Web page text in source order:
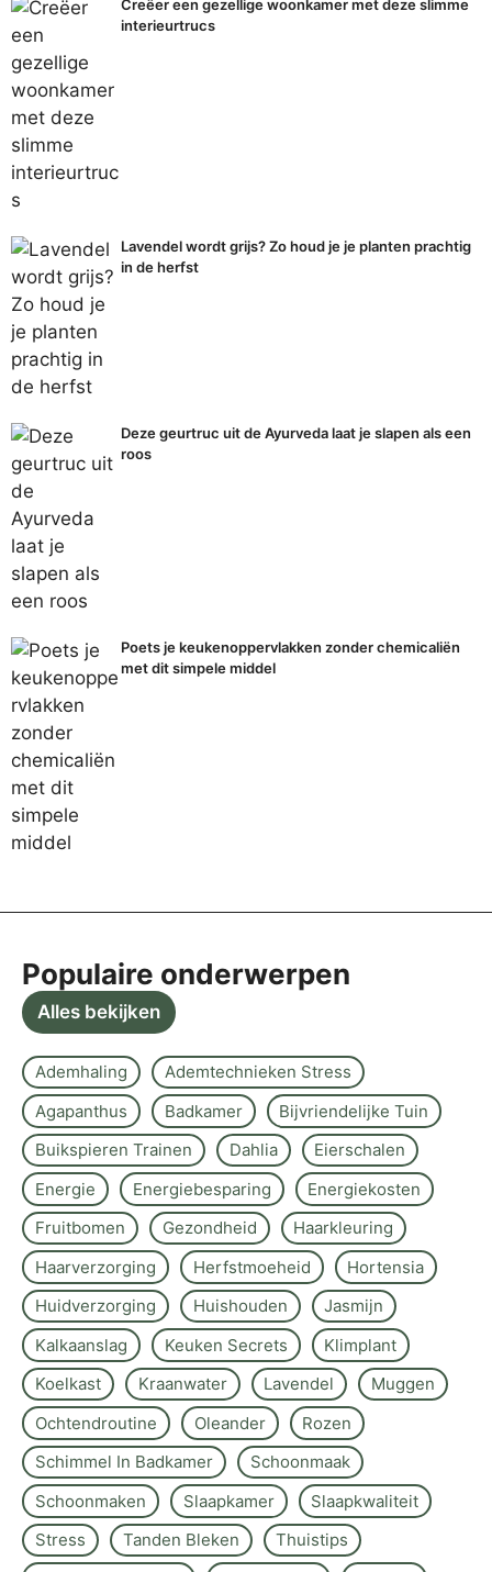
Creëer een gezellige woonkamer met deze slimme
interieurtrucs
Lavendel wordt grijs? Zo houd je je planten prachtig
in de herfst
Deze geurtruc uit de Ayurveda laat je slapen als een
roos
Poets je keukenoppervlakken zonder chemicaliën
met dit simpele middel
Populaire onderwerpen
Alles bekijken
Ademhaling
Ademtechnieken Stress
Agapanthus
Badkamer
Bijvriendelijke Tuin
Buikspieren Trainen
Dahlia
Eierschalen
Energie
Energiebesparing
Energiekosten
Fruitbomen
Gezondheid
Haarkleuring
Haarverzorging
Herfstmoeheid
Hortensia
Huidverzorging
Huishouden
Jasmijn
Kalkaanslag
Keuken Secrets
Klimplant
Koelkast
Kraanwater Lavendel
Muggen
Ochtendroutine
Oleander
Rozen
Schimmel In Badkamer
Schoonmaak
Schoonmaken
Slaapkamer
Slaapkwaliteit
Stress
Tanden Bleken
Thuistips